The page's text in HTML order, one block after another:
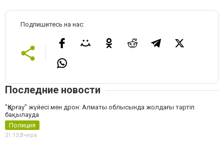
Подпишитесь на нас:
Последние новости
"Қорғау" жүйесі мен дрон: Алматы облысында жолдағы тәртіп
бақылауда
Полиция
21:13, Вчера